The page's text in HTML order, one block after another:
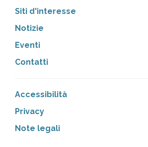
Siti d'interesse
Notizie
Eventi
Contatti
Accessibilità
Privacy
Note legali